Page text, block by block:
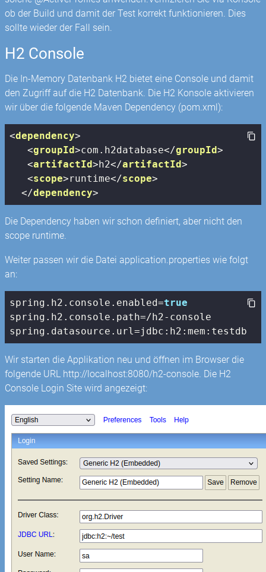
ob der Build und damit der Test korrekt funktionieren. Dies
sollte wieder der Fall sein.
H2 Console
Die In-Memory Datenbank H2 bietet eine Console und damit
den Zugriff auf die H2 Datenbank. Die H2 Konsole aktivieren
wir über die folgende Maven Dependency (pom.xml):
<dependency>
<groupId>com.h2database</groupId>
<artifactId>h2</artifactId>
<scope>runtime</scope>
</dependency>
Die Dependency haben wir schon definiert, aber nicht den
scope runtime.
Weiter passen wir die Datei application.properties wie folgt
an:
spring.h2. console .enabled=true
spring.h2. console .path=/h2- console
spring.datasource.url=jdbc:h2:mem:testdb
Wir starten die Applikation neu und öffnen im Browser die
folgende URL http://localhost:8080/h2-console. Die H2
Console Login Site wird angezeigt: